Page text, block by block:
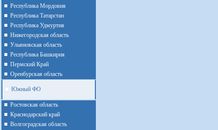
Республика Мордовия
Республика Татарстан
Республика Удмуртия
Нижегородская область
Ульяновская область
Республика Башкирия
Пермский Край
Оренбурская область
Южный ФО
Ростовская область
Краснодарский край
Волгоградская область